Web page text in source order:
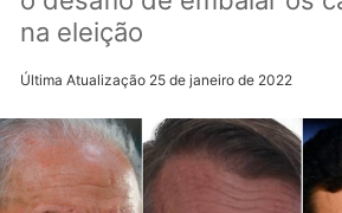
na eleição
Última Atualização 25 de janeiro de 2022